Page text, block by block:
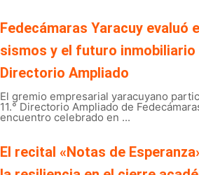
Fedecámaras Yaracuy evaluó
sismos y el futuro inmobiliario
Directorio Ampliado
El gremio empresarial yaracuyano
11.° Directorio Ampliado de
encuentro celebrado en ...
El recital «Notas de